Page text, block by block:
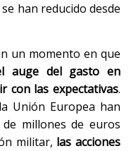
han reducido desde
un momento en que
auge del gasto en
con las expectativas.
Unión Europea han
millones de euros
militar, las acciones